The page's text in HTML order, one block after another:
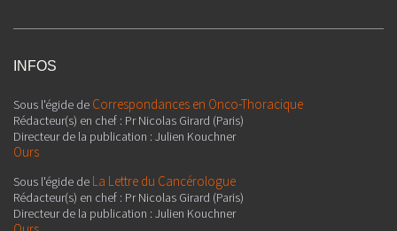
INFOS
Sous l'égide de Correspondances en Onco-Thoracique
Rédacteur(s) en chef : Pr Nicolas Girard (Paris)
Directeur de la publication : Julien Kouchner
Ours
Sous l'égide de La Lettre du Cancérologue
Rédacteur(s) en chef : Pr Nicolas Girard (Paris)
Directeur de la publication : Julien Kouchner